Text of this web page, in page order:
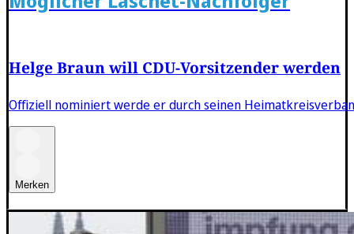
Helge Braun will CDU-Vorsitzender werden
Offiziell nominiert werde er durch seinen
Merken